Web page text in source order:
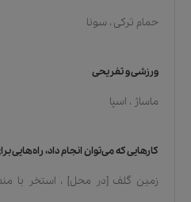
حمام ترکی ، سونا
ورزشی و تفریحی
ماساژ ، اسپا
کارهایی که می‌توان انجام داد، راه‌هایی
زمین گلف [در محل] ، استخر با